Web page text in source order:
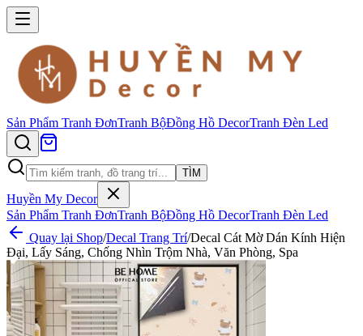
Sản Phẩm Tranh ĐơnTranh BộĐồng Hồ DecorTranh Đèn Led
TÌM
Huyền My Decor
Sản Phẩm Tranh ĐơnTranh BộĐồng Hồ DecorTranh Đèn Led
Quay lại Shop/Decal Trang Trí/Decal Cát Mờ Dán Kính Hiện
Đại, Lấy Sáng, Chống Nhìn Trộm Nhà, Văn Phòng, Spa